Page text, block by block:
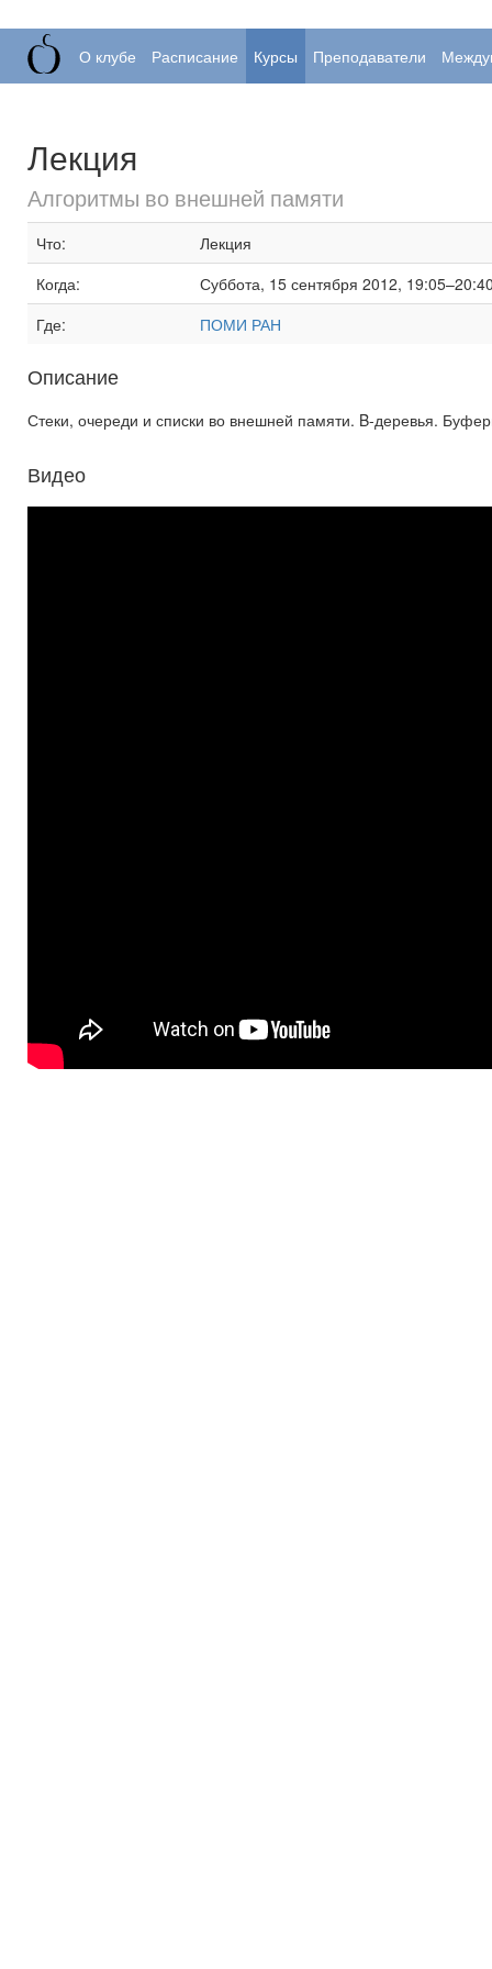
О клубе Расписание Курсы Преподаватели
Лекция
Алгоритмы во внешней памяти
Что:
Лекция
Когда:
Суббота, 15 сентября 2012,
Где:
ПОМИ РАН
Описание
Стеки, очереди и списки во внешней памяти. B-деревья.
Видео